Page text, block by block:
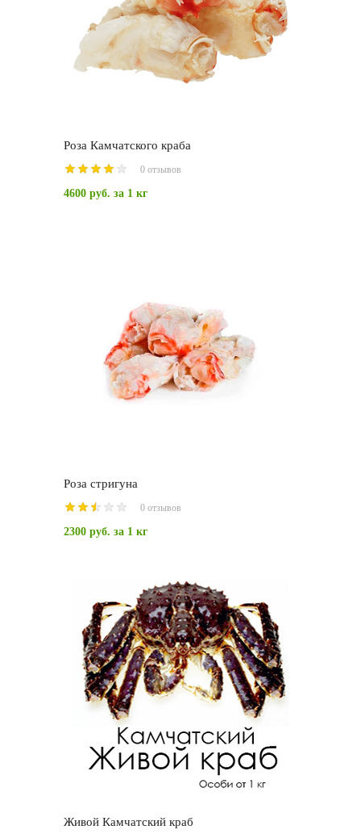
Роза Камчатского краба
0 отзывов
4600 руб. за 1 кг
Роза стригуна
0 отзывов
2300 руб. за 1 кг
Живой Камчатский краб